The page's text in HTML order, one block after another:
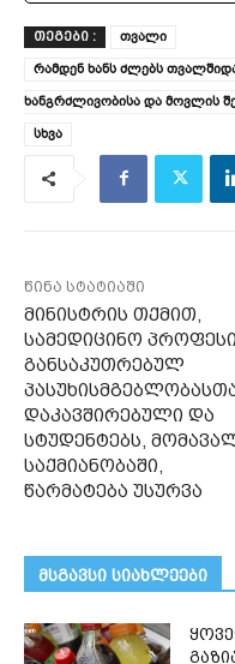
ᲗᲔᲒᲔᲑᲘ :
თვალი
რამდენ ხანს ძლებს
ხანგრძლივობისა და მოვლის
სხვა
წინა სტატიაში
მინისტრის თქმით,
სამედიცინო
განსაკუთრებულ
დაკავშირებული და
სტუდენტებს,
საქმიანობაში,
წარმატება უსურვა
მსგავსი სიახლეები